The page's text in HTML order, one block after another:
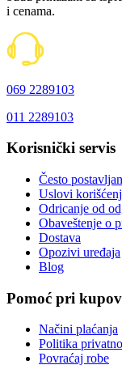
i cenama.
069 2289103
011 2289103
Korisnički servis
Često
Uslovi
Odricanje od
Obaveštenje o
Dostava
Opozivi uređaja
Blog
Pomoć pri
Načini plaćanja
Politika
Povraćaj robe